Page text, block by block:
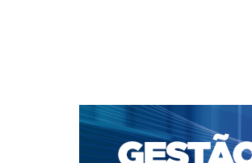
CAPA SOBRE ACESSO
PORTAL DE REVISTAS DA UNIFACS
PARA SUBMISSÃO DE ARTIGOS